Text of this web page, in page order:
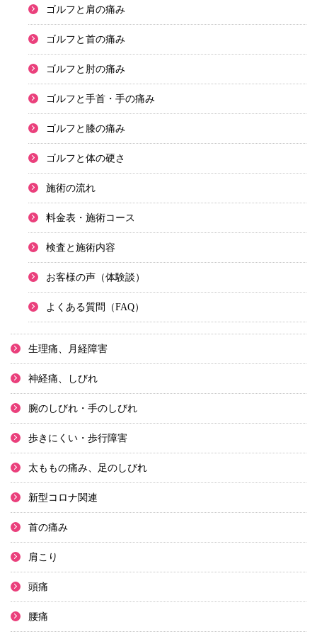
ゴルフと肩の痛み
ゴルフと首の痛み
ゴルフと肘の痛み
ゴルフと手首・手の痛み
ゴルフと膝の痛み
ゴルフと体の硬さ
施術の流れ
料金表・施術コース
検査と施術内容
お客様の声（体験談）
よくある質問（FAQ）
生理痛、月経障害
神経痛、しびれ
腕のしびれ・手のしびれ
歩きにくい・歩行障害
太ももの痛み、足のしびれ
新型コロナ関連
首の痛み
肩こり
頭痛
腰痛